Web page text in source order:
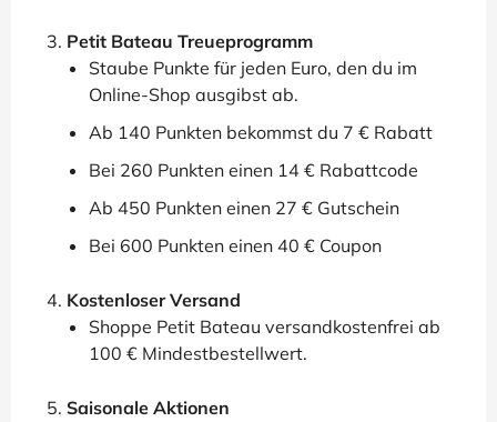
Petit Bateau Treueprogramm
Staube Punkte für jeden Euro, den du im
Online-Shop ausgibst ab.
Ab 140 Punkten bekommst du 7 € Rabatt
Bei 260 Punkten einen 14 € Rabattcode
Ab 450 Punkten einen 27 € Gutschein
Bei 600 Punkten einen 40 € Coupon
Kostenloser Versand
Shoppe Petit Bateau versandkostenfrei ab
100 € Mindestbestellwert.
Saisonale Aktionen